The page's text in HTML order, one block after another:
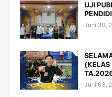
UJI
Juni 30,
(KELAS
Juni 03,